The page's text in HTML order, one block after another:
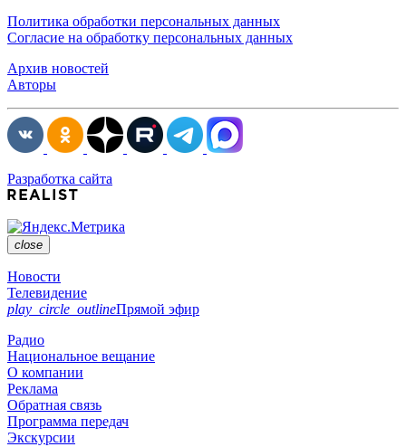
Политика обработки персональных данных
Согласие на обработку персональных данных
Архив новостей
Авторы
Разработка сайта
close
Новости
Телевидение
play_circle_outlineПрямой эфир
Радио
Национальное вещание
О компании
Реклама
Обратная связь
Программа передач
Экскурсии